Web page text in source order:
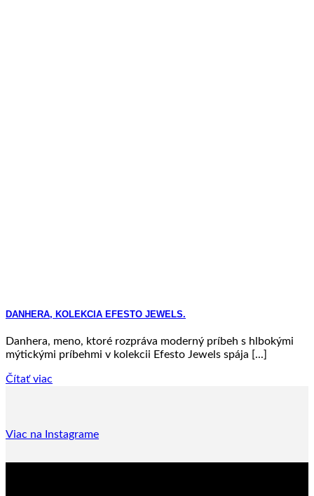
DANHERA, KOLEKCIA EFESTO JEWELS.
Danhera, meno, ktoré rozpráva moderný príbeh s hlbokými
mýtickými príbehmi v kolekcii Efesto Jewels spája [...]
Čítať viac
Viac na Instagrame